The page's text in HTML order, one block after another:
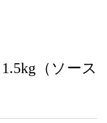
（ソース